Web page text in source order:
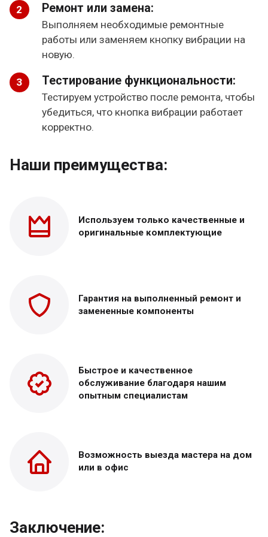
Ремонт или замена:
Выполняем необходимые ремонтные
работы или заменяем кнопку вибрации на
новую.
Тестирование функциональности:
Тестируем устройство после ремонта, чтобы
убедиться, что кнопка вибрации работает
корректно.
Наши преимущества:
Используем только качественные и
оригинальные комплектующие
Гарантия на выполненный ремонт и
замененные компоненты
Быстрое и качественное
обслуживание благодаря нашим
опытным специалистам
Возможность выезда мастера на дом
или в офис
Заключение: